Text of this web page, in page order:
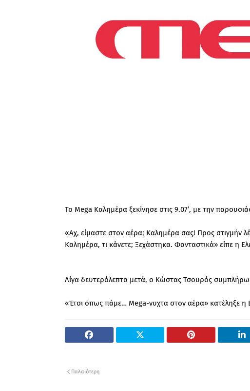
Το Mega Καλημέρα ξεκίνησε στις 9.07′, με την
«Αχ, είμαστε στον αέρα; Καλημέρα σας! Προς στιγμήν
Καλημέρα, τι κάνετε; Ξεχάστηκα. Φανταστικά» είπε η
Λίγα δευτερόλεπτα μετά, ο Κώστας Τσουρός
«Έτσι όπως πάμε… Mega-νυχτα στον αέρα» κατέληξε η
Παλαιότερη